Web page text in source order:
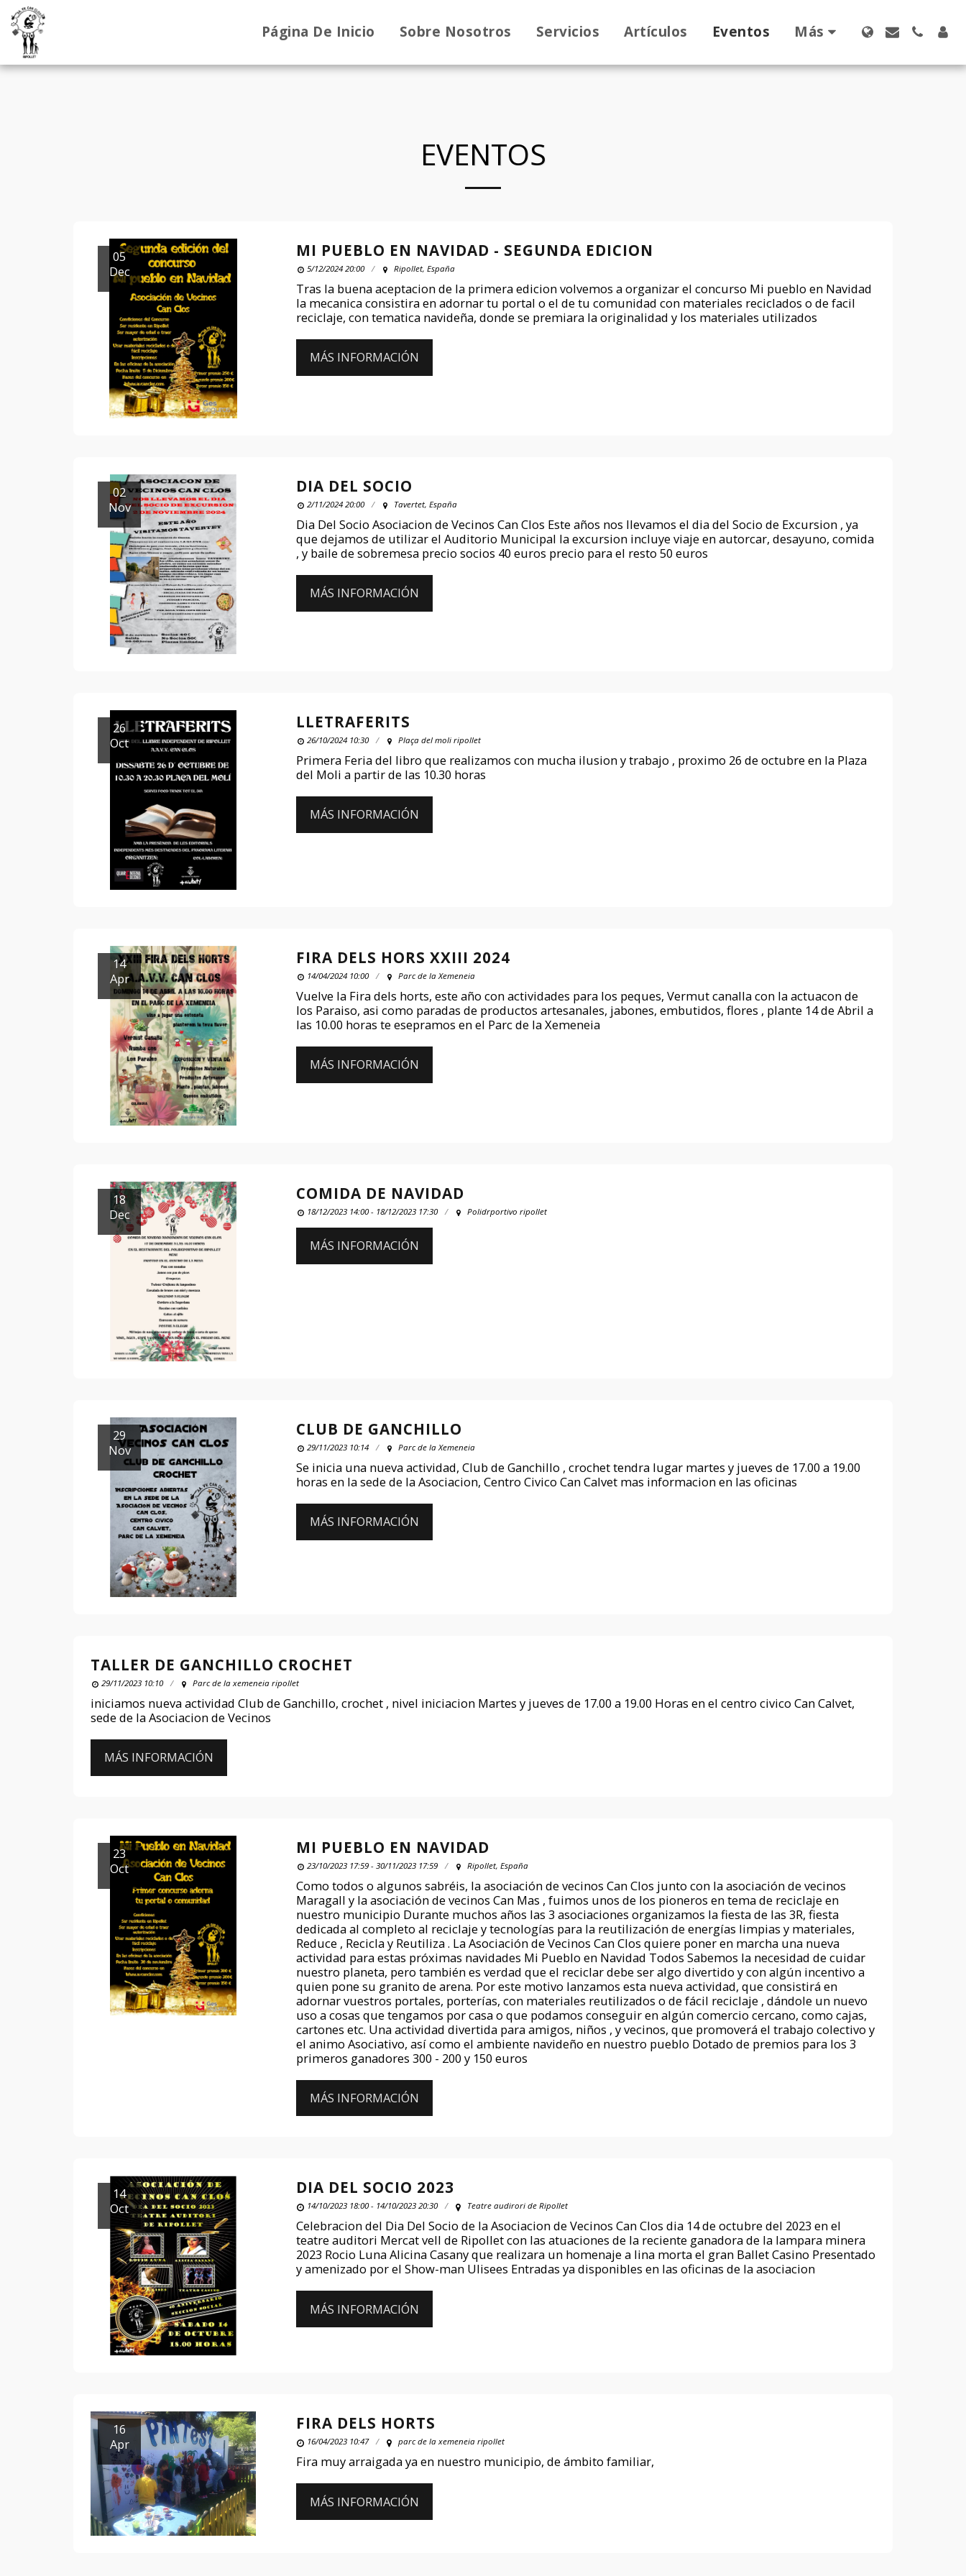
Página De Inicio Sobre Nosotros Servicios Artículos Eventos Más
EVENTOS
05
Dec
MI PUEBLO EN NAVIDAD - SEGUNDA EDICION
5/12/2024 20:00 Ripollet, España
Tras la buena aceptacion de la primera edicion volvemos a organizar el concurso Mi pueblo en Navidad
la mecanica consistira en adornar tu portal o el de tu comunidad con materiales reciclados o de facil
reciclaje, con tematica navideña, donde se premiara la originalidad y los materiales utilizados
MÁS INFORMACIÓN
02
Nov
DIA DEL SOCIO
2/11/2024 20:00 Tavertet, España
Dia Del Socio Asociacion de Vecinos Can Clos Este años nos llevamos el dia del Socio de Excursion , ya
que dejamos de utilizar el Auditorio Municipal la excursion incluye viaje en autorcar, desayuno, comida
, y baile de sobremesa precio socios 40 euros precio para el resto 50 euros
MÁS INFORMACIÓN
26
Oct
LLETRAFERITS
26/10/2024 10:30 Plaça del moli ripollet
Primera Feria del libro que realizamos con mucha ilusion y trabajo , proximo 26 de octubre en la Plaza
del Moli a partir de las 10.30 horas
MÁS INFORMACIÓN
14
Apr
FIRA DELS HORS XXIII 2024
14/04/2024 10:00 Parc de la Xemeneia
Vuelve la Fira dels horts, este año con actividades para los peques, Vermut canalla con la actuacon de
los Paraiso, asi como paradas de productos artesanales, jabones, embutidos, flores , plante 14 de Abril a
las 10.00 horas te esepramos en el Parc de la Xemeneia
MÁS INFORMACIÓN
18
Dec
COMIDA DE NAVIDAD
18/12/2023 14:00 - 18/12/2023 17:30 Polidrportivo ripollet
MÁS INFORMACIÓN
29
Nov
CLUB DE GANCHILLO
29/11/2023 10:14 Parc de la Xemeneia
Se inicia una nueva actividad, Club de Ganchillo , crochet tendra lugar martes y jueves de 17.00 a 19.00
horas en la sede de la Asociacion, Centro Civico Can Calvet mas informacion en las oficinas
MÁS INFORMACIÓN
TALLER DE GANCHILLO CROCHET
29/11/2023 10:10 Parc de la xemeneia ripollet
iniciamos nueva actividad Club de Ganchillo, crochet , nivel iniciacion Martes y jueves de 17.00 a 19.00 Horas en el centro civico Can Calvet,
sede de la Asociacion de Vecinos
MÁS INFORMACIÓN
23
Oct
MI PUEBLO EN NAVIDAD
23/10/2023 17:59 - 30/11/2023 17:59 Ripollet, España
Como todos o algunos sabréis, la asociación de vecinos Can Clos junto con la asociación de vecinos
Maragall y la asociación de vecinos Can Mas , fuimos unos de los pioneros en tema de reciclaje en
nuestro municipio Durante muchos años las 3 asociaciones organizamos la fiesta de las 3R, fiesta
dedicada al completo al reciclaje y tecnologías para la reutilización de energías limpias y materiales,
Reduce , Recicla y Reutiliza . La Asociación de Vecinos Can Clos quiere poner en marcha una nueva
actividad para estas próximas navidades Mi Pueblo en Navidad Todos Sabemos la necesidad de cuidar
nuestro planeta, pero también es verdad que el reciclar debe ser algo divertido y con algún incentivo a
quien pone su granito de arena. Por este motivo lanzamos esta nueva actividad, que consistirá en
adornar vuestros portales, porterías, con materiales reutilizados o de fácil reciclaje , dándole un nuevo
uso a cosas que tengamos por casa o que podamos conseguir en algún comercio cercano, como cajas,
cartones etc. Una actividad divertida para amigos, niños , y vecinos, que promoverá el trabajo colectivo y
el animo Asociativo, así como el ambiente navideño en nuestro pueblo Dotado de premios para los 3
primeros ganadores 300 - 200 y 150 euros
MÁS INFORMACIÓN
14
Oct
DIA DEL SOCIO 2023
14/10/2023 18:00 - 14/10/2023 20:30 Teatre audirori de Ripollet
Celebracion del Dia Del Socio de la Asociacion de Vecinos Can Clos dia 14 de octubre del 2023 en el
teatre auditori Mercat vell de Ripollet con las atuaciones de la reciente ganadora de la lampara minera
2023 Rocio Luna Alicina Casany que realizara un homenaje a lina morta el gran Ballet Casino Presentado
y amenizado por el Show-man Ulisees Entradas ya disponibles en las oficinas de la asociacion
MÁS INFORMACIÓN
16
Apr
FIRA DELS HORTS
16/04/2023 10:47 parc de la xemeneia ripollet
Fira muy arraigada ya en nuestro municipio, de ámbito familiar,
MÁS INFORMACIÓN